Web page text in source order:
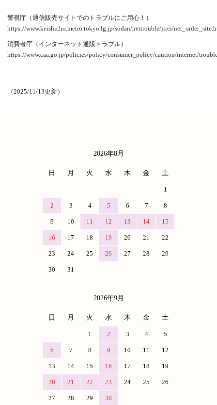
警視庁（通信販売サイトでのトラブルにご用心！）
https://www.keishicho.metro.tokyo.lg.jp/sodan/nettrouble/jirei/
消費者庁（インターネット通販トラブル）
https://www.caa.go.jp/policies/policy/consumer_policy/caution/internet/
（2025/11/13更新）
2026年8月
日 月 火 水 木 金 土
1
2 3 4 5 6 7 8
9 10 11 12 13 14 15
16 17 18 19 20 21 22
23 24 25 26 27 28 29
30 31
2026年9月
日 月 火 水 木 金 土
1 2 3 4 5
6 7 8 9 10 11 12
13 14 15 16 17 18 19
20 21 22 23 24 25 26
27 28 29 30